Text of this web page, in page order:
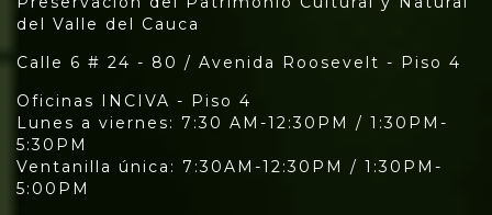
del Valle del Cauca
Calle 6 # 24 - 80 / Avenida Roosevelt - Piso 4
Oficinas INCIVA - Piso 4
Lunes a viernes: 7:30 AM-12:30PM / 1:30PM-
5:30PM
Ventanilla única: 7:30AM-12:30PM / 1:30PM-
5:00PM